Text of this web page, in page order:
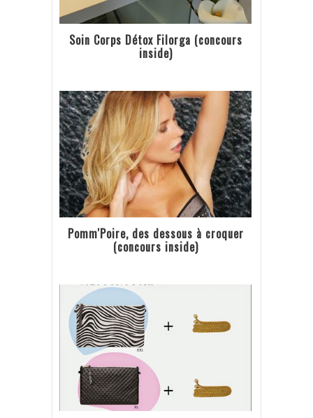
Soin Corps Détox Filorga (concours
inside)
Pomm'Poire, des dessous à croquer
(concours inside)